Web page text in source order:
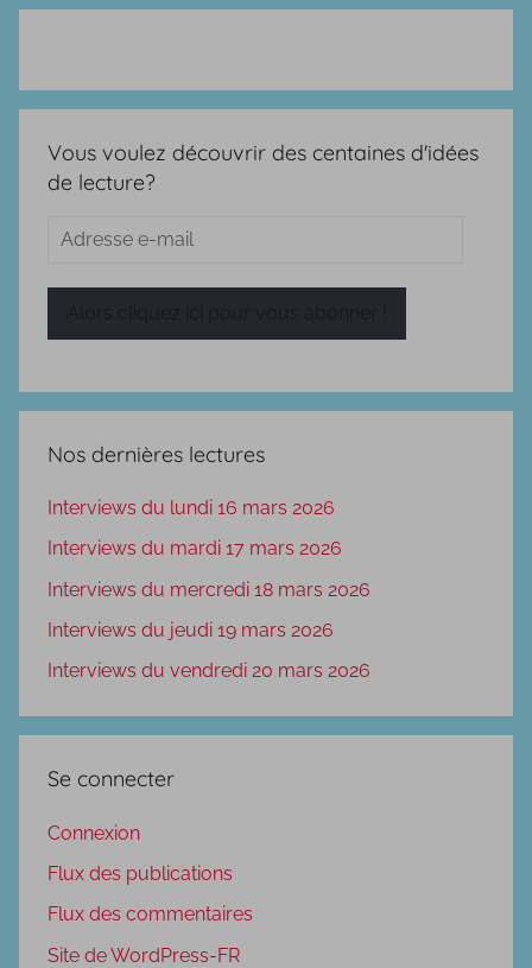
Vous voulez découvrir des centaines d'idées
de lecture?
Adresse
Nos dernières lectures
Interviews du lundi 16 mars 2026
Interviews du mardi 17 mars 2026
Interviews du mercredi 18 mars 2026
Interviews du jeudi 19 mars 2026
Interviews du vendredi 20 mars 2026
Se connecter
Connexion
Flux des publications
Flux des commentaires
Site de WordPress-FR